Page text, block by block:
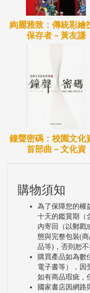
絢麗雅致：傳統彩繪
保存者－黃友謙
鐘聲密碼：校園文化
首部曲－文化資
購物須知
為了保障您的權
十天的鑑賞期（
內寄回（以郵戳
態與完整包裝(
品等)，否則恕不
購買產品如為數
電子書等），因
如有商品瑕疵，
國家書店因網路